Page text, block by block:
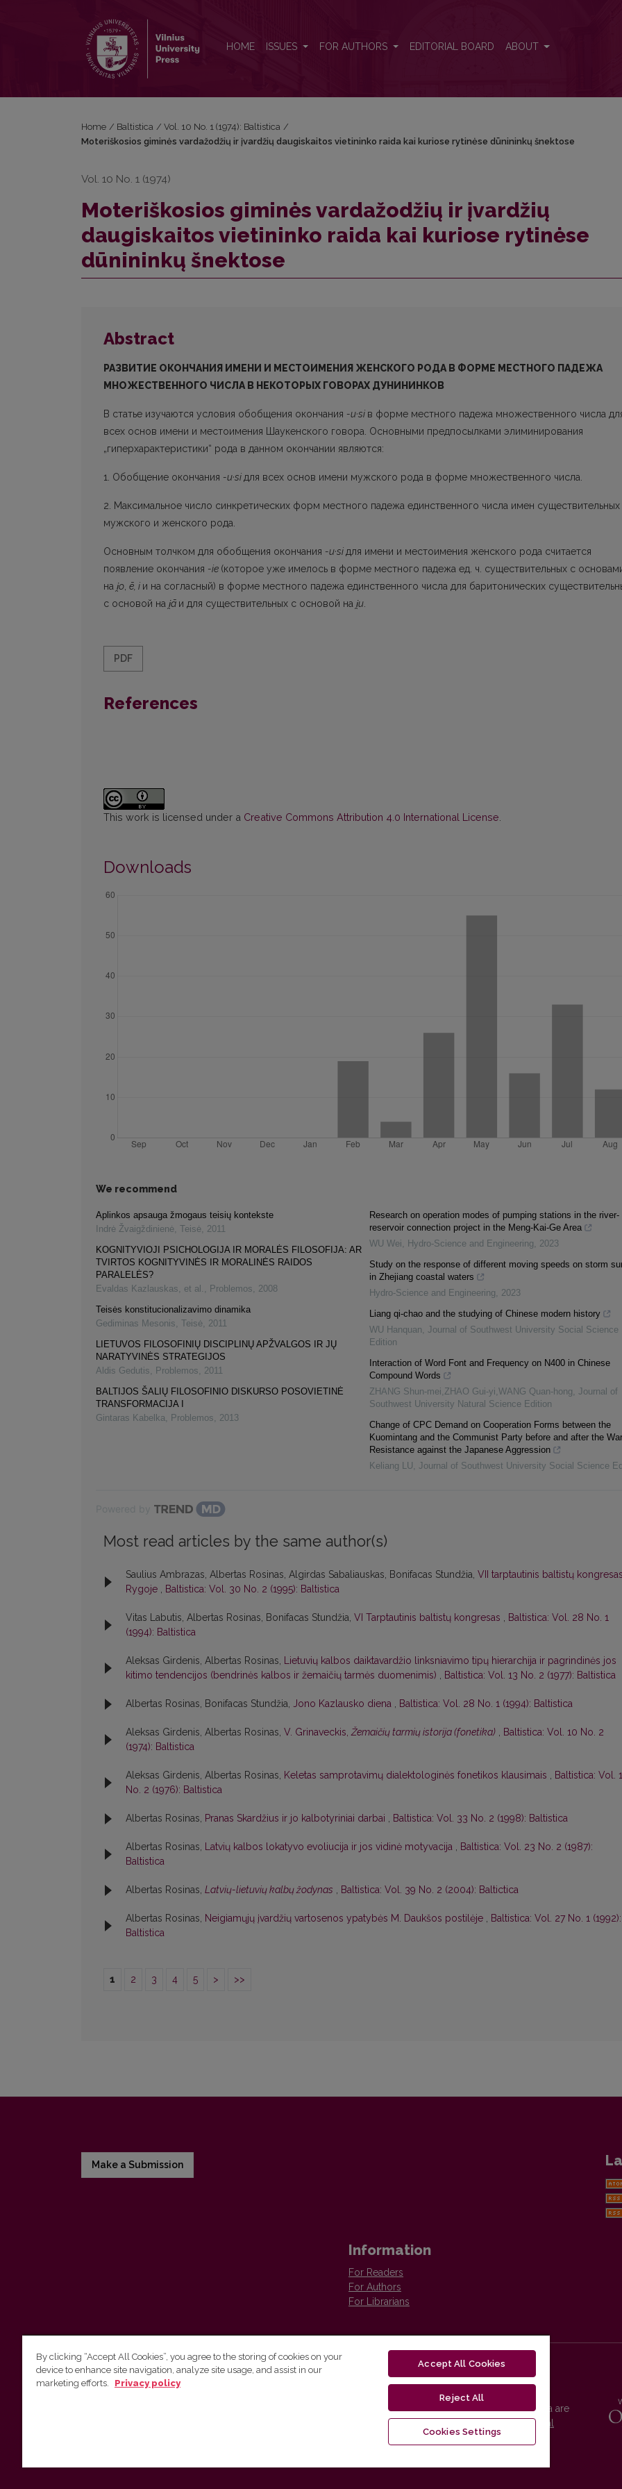
HOME ISSUES FOR AUTHORS EDITORIAL BOARD ABOUT
Home / Baltistica / Vol. 10 No. 1 (1974): Baltistica /
Moteriškosios giminės vardažodžių ir įvardžių daugiskaitos vietininko raida kai kuriose rytinėse dūnininkų šnektose
Vol. 10 No. 1 (1974)
Moteriškosios giminės vardažodžių ir įvardžių
daugiskaitos vietininko raida kai kuriose rytinėse
dūnininkų šnektose
Abstract
РАЗВИТИЕ ОКОНЧАНИЯ ИМЕНИ И МЕСТОИМЕНИЯ ЖЕНСКОГО РОДА В ФОРМЕ МЕСТНОГО ПАДЕЖА
МНОЖЕСТВЕННОГО ЧИСЛА В НЕКОТОРЫХ ГОВОРАХ ДУНИНИНКОВ
В статье изучаются условия обобщения окончания -u·si в форме местного падежа множественного числа
всех основ имени и местоимения Шаукенского говора. Основны­ми предпосылками элиминирования
„гиперхарактеристики“ рода в данном окончании являются:
1. Обобщение окончания -u·siдля всех основ имени мужского рода в форме множественного числа.
2. Максимальное число синкретических форм местного падежа единственного числа имен существительных
мужского и женского рода.
Основным толчком для обобщения окончания -u·siдля имени и местоимения женского рода считается
появление окончания -ie (которое уже имелось в форме местного падежа ед. ч. существительных с
на io, ē, i и на согласный) в форме местного падежа единствен­ного числа для баритонических
с основой на iā и для существительных с основой на iu.
PDF
References
This work is licensed under a Creative Commons Attribution 4.0 International License
Downloads
We recommend
Aplinkos apsauga žmogaus teisių kontekste
Indrė Žvaigždinienė, Teisė, 2011
KOGNITYVIOJI PSICHOLOGIJA IR MORALĖS FILOSOFIJA: AR
TVIRTOS KOGNITYVINĖS IR MORALINĖS RAIDOS
PARALELĖS?
Evaldas Kazlauskas, et al. , Problemos, 2008
Teisės konstitucionalizavimo dinamika
Gediminas Mesonis, Teisė, 2011
LIETUVOS FILOSOFINIŲ DISCIPLINŲ APŽVALGOS IR JŲ
NARATYVINĖS STRATEGIJOS
Aldis Gedutis, Problemos, 2011
BALTIJOS ŠALIŲ FILOSOFINIO DISKURSO POSOVIETINĖ
TRANSFORMACIJA I
Gintaras Kabelka, Problemos, 2013
Research on operation modes of pumping stations in the river-
reservoir connection project in the Meng-Kai-Ge Area
WU Wei, Hydro-Science and Engineering, 2023
Study on the response of different moving speeds on storm
in Zhejiang coastal waters
Hydro-Science and Engineering, 2023
Liang qi-chao and the studying of Chinese modern history
WU Hanquan, Journal of Southwest University Social Science
Edition
Interaction of Word Font and Frequency on N400 in Chinese
Compound Words
ZHANG Shun-mei,ZHAO Gui-yi,WANG Quan-hong, Journal of
Southwest University Natural Science Edition
Change of CPC Demand on Cooperation Forms between the
Kuomintang and the Communist Party before and after the
Resistance against the Japanese Aggression
Keliang LU, Journal of Southwest University Social Science
Most read articles by the same author(s)
Saulius Ambrazas, Albertas Rosinas, Algirdas Sabaliauskas, Bonifacas Stundžia, VII tarptautinis baltistų
Rygoje , Baltistica: Vol. 30 No. 2 (1995): Baltistica
Vitas Labutis, Albertas Rosinas, Bonifacas Stundžia, VI Tarptautinis baltistų kongresas , Baltistica: Vol. 28 No. 1
(1994): Baltistica
Aleksas Girdenis, Albertas Rosinas, Lietuvių kalbos daiktavardžio linksniavimo tipų hierarchija ir pagrindinės jos
kitimo tendencijos (bendrinės kalbos ir žemaičių tarmės duomenimis) , Baltistica: Vol. 13 No. 2 (1977): Baltistica
Albertas Rosinas, Bonifacas Stundžia, Jono Kazlausko diena , Baltistica: Vol. 28 No. 1 (1994): Baltistica
Aleksas Girdenis, Albertas Rosinas, V. Grinaveckis,Žemaičių tarmių istorija (fonetika) , Baltistica: Vol. 10 No. 2
(1974): Baltistica
Aleksas Girdenis, Albertas Rosinas, Keletas samprotavimų dialektologinės fonetikos klausimais , Baltistica: Vol.
No. 2 (1976): Baltistica
Albertas Rosinas, Pranas Skardžius ir jo kalbotyriniai darbai , Baltistica: Vol. 33 No. 2 (1998): Baltistica
Albertas Rosinas, Latvių kalbos lokatyvo evoliucija ir jos vidinė motyvacija , Baltistica: Vol. 23 No. 2 (1987):
Baltistica
Albertas Rosinas, Latvių-lietuvių kalbų žodynas , Baltistica: Vol. 39 No. 2 (2004): Baltictica
Albertas Rosinas, Neigiamųjų įvardžių vartosenos ypatybės M. Daukšos postilėje , Baltistica: Vol. 27 No. 1 (1992):
Baltistica
1 2 3 4 5 > >>
Make a Submission
Information
For Readers
For Authors
For Librarians
Vilnius University Press
Vilnius University Press platform and metadata are
distributed by
Creative Commons International
By clicking “Accept All Cookies”, you agree to the storing of cookies on your
device to enhance site navigation, analyze site usage, and assist in our
marketing efforts.
Privacy policy
Accept All Cookies
Reject All
Cookies Settings